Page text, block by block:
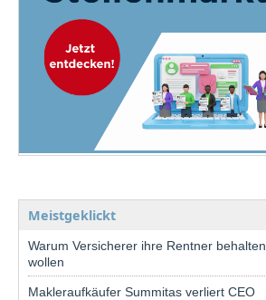
Meistgeklickt
Warum Versicherer ihre Rentner behalten
wollen
Makleraufkäufer Summitas verliert CEO